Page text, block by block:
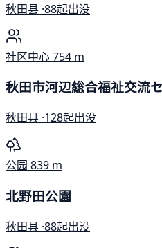
秋田县 ·88起出没
社区中心754 m
秋田市河辺総合福祉交流
秋田县 ·128起出没
公园 839 m
北野田公園
秋田县 ·88起出没